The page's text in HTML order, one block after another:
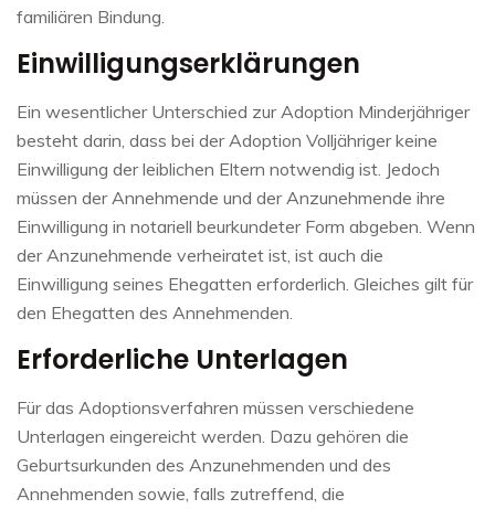
familiären Bindung.
Einwilligungserklärungen
Ein wesentlicher Unterschied zur Adoption Minderjähriger
besteht darin, dass bei der Adoption Volljähriger keine
Einwilligung der leiblichen Eltern notwendig ist. Jedoch
müssen der Annehmende und der Anzunehmende ihre
Einwilligung in notariell beurkundeter Form abgeben. Wenn
der Anzunehmende verheiratet ist, ist auch die
Einwilligung seines Ehegatten erforderlich. Gleiches gilt für
den Ehegatten des Annehmenden.
Erforderliche Unterlagen
Für das Adoptionsverfahren müssen verschiedene
Unterlagen eingereicht werden. Dazu gehören die
Geburtsurkunden des Anzunehmenden und des
Annehmenden sowie, falls zutreffend, die